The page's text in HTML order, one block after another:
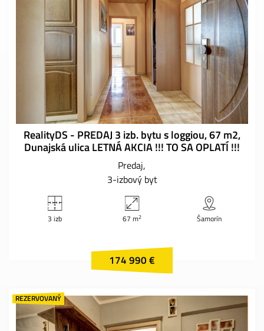
RealityDS - PREDAJ 3 izb. bytu s loggiou, 67 m2,
Dunajská ulica LETNÁ AKCIA !!! TO SA OPLATÍ !!!
Predaj
3-izbový byt
3 izb 67 m2 Šamorín
174 990 €
REZERVOVANÝ